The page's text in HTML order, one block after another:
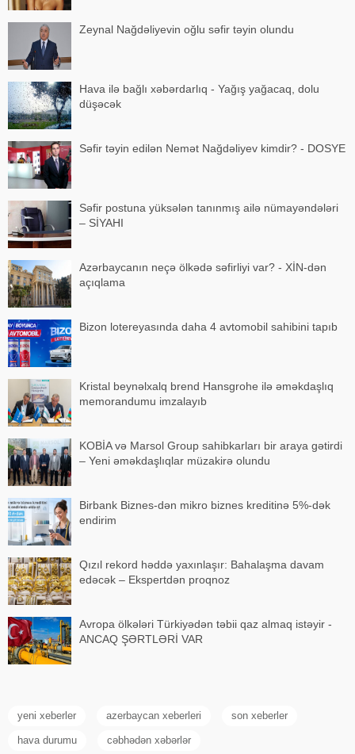
Zeynal Nağdəliyevin oğlu səfir təyin olundu
Hava ilə bağlı xəbərdarlıq - Yağış yağacaq, dolu
düşəcək
Səfir təyin edilən Nemət Nağdəliyev kimdir? - DOSYE
Səfir postuna yüksələn tanınmış ailə nümayəndələri
– SİYAHI
Azərbaycanın neçə ölkədə səfirliyi var? - XİN-dən
açıqlama
Bizon lotereyasında daha 4 avtomobil sahibini tapıb
Kristal beynəlxalq brend Hansgrohe ilə əməkdaşlıq
memorandumu imzalayıb
KOBİA və Marsol Group sahibkarları bir araya gətirdi
– Yeni əməkdaşlıqlar müzakirə olundu
Birbank Biznes-dən mikro biznes kreditinə 5%-dək
endirim
Qızıl rekord həddə yaxınlaşır: Bahalaşma davam
edəcək – Ekspertdən proqnoz
Avropa ölkələri Türkiyədən təbii qaz almaq istəyir -
ANCAQ ŞƏRTLƏRİ VAR
yeni xeberler azerbaycan xeberleri son xeberler
hava durumu cəbhədən xəbərlər